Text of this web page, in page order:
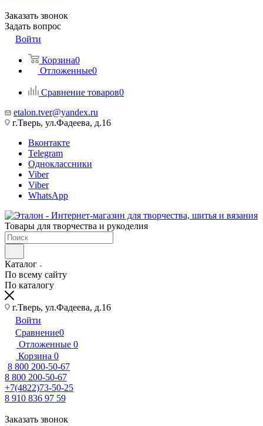
Заказать звонок
Задать вопрос
Войти
Корзина0
Отложенные0
Сравнение товаров0
etalon.tver@yandex.ru
г.Тверь, ул.Фадеева, д.16
Вконтакте
Telegram
Одноклассники
Viber
Viber
WhatsApp
Товары для творчества и рукоделия
Каталог
По всему сайту
По каталогу
г.Тверь, ул.Фадеева, д.16
Войти
Сравнение0
Отложенные 0
Корзина 0
8 800 200-50-67
8 800 200-50-67
+7(4822)73-50-25
8 910 836 97 59
Заказать звонок